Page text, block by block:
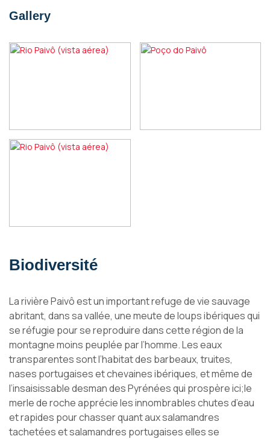
Gallery
Biodiversité
La rivière Paivô est un important refuge de vie sauvage
abritant, dans sa vallée, une meute de loups ibériques qui
se réfugie pour se reproduire dans cette région de la
montagne moins peuplée par l’homme. Les eaux
transparentes sont l’habitat des barbeaux, truites,
nases portugaises et chevaines ibériques, et même de
l’insaisissable desman des Pyrénées qui prospère ici;le
merle de roche apprécie les innombrables chutes d’eau
et rapides pour chasser quant aux salamandres
tachetées et salamandres portugaises elles se